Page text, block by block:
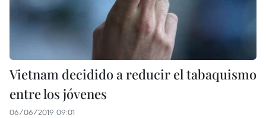
Vietnam decidido a reducir el tabaquismo
entre los jóvenes
06/06/2019 09:01